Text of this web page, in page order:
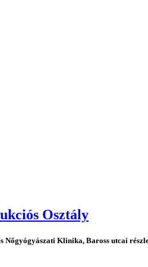
Osztály
Nőgyógyászati Klinika, Baross utcai